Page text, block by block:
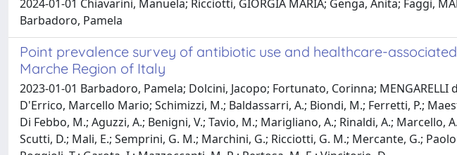
2024-01-01 Chiavarini, Manuela; Ricciotti, GIORGIA MARIA; Genga, Anita; Faggi,
Barbadoro, Pamela
Point prevalence survey of antibiotic use and healthcare-
Marche Region of Italy
2023-01-01 Barbadoro, Pamela; Dolcini, Jacopo; Fortunato, Corinna;
D'Errico, Marcello Mario; Schimizzi, M.; Baldassarri, A.; Biondi, M.; Ferretti, P.;
Di Febbo, M.; Aguzzi, A.; Benigni, V.; Tavio, M.; Marigliano, A.; Rinaldi, A.; Marcello,
Scutti, D.; Mali, E.; Semprini, G. M.; Marchini, G.; Ricciotti, G. M.; Mercante, G.;